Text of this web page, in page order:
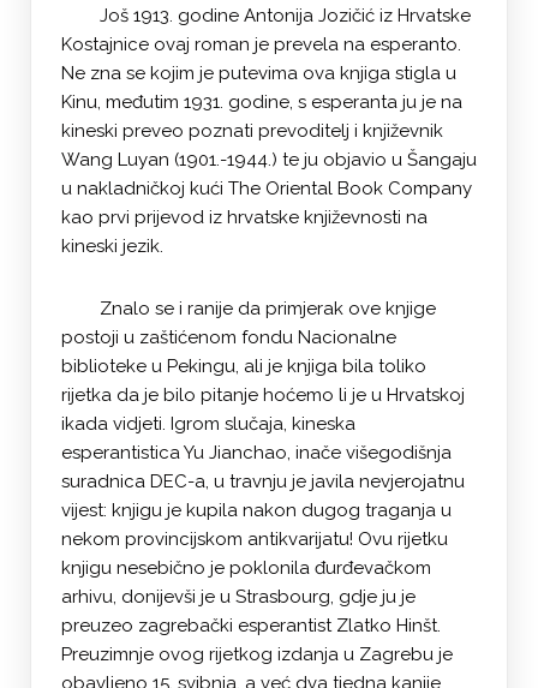
Još 1913. godine Antonija Jozičić iz Hrvatske
Kostajnice ovaj roman je prevela na esperanto.
Ne zna se kojim je putevima ova knjiga stigla u
Kinu, međutim 1931. godine, s esperanta ju je na
kineski preveo poznati prevoditelj i književnik
Wang Luyan (1901.-1944.) te ju objavio u Šangaju
u nakladničkoj kući The Oriental Book Company
kao prvi prijevod iz hrvatske književnosti na
kineski jezik.
Znalo se i ranije da primjerak ove knjige
postoji u zaštićenom fondu Nacionalne
biblioteke u Pekingu, ali je knjiga bila toliko
rijetka da je bilo pitanje hoćemo li je u Hrvatskoj
ikada vidjeti. Igrom slučaja, kineska
esperantistica Yu Jianchao, inače višegodišnja
suradnica DEC-a, u travnju je javila nevjerojatnu
vijest: knjigu je kupila nakon dugog traganja u
nekom provincijskom antikvarijatu! Ovu rijetku
knjigu nesebično je poklonila đurđevačkom
arhivu, donijevši je u Strasbourg, gdje ju je
preuzeo zagrebački esperantist Zlatko Hinšt.
Preuzimnje ovog rijetkog izdanja u Zagrebu je
obavljeno 15. svibnja, a već dva tjedna kanije